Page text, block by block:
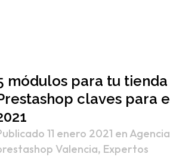
módulos para tu tienda
claves para
11 enero 2021 en Agencia
Valencia, Expertos